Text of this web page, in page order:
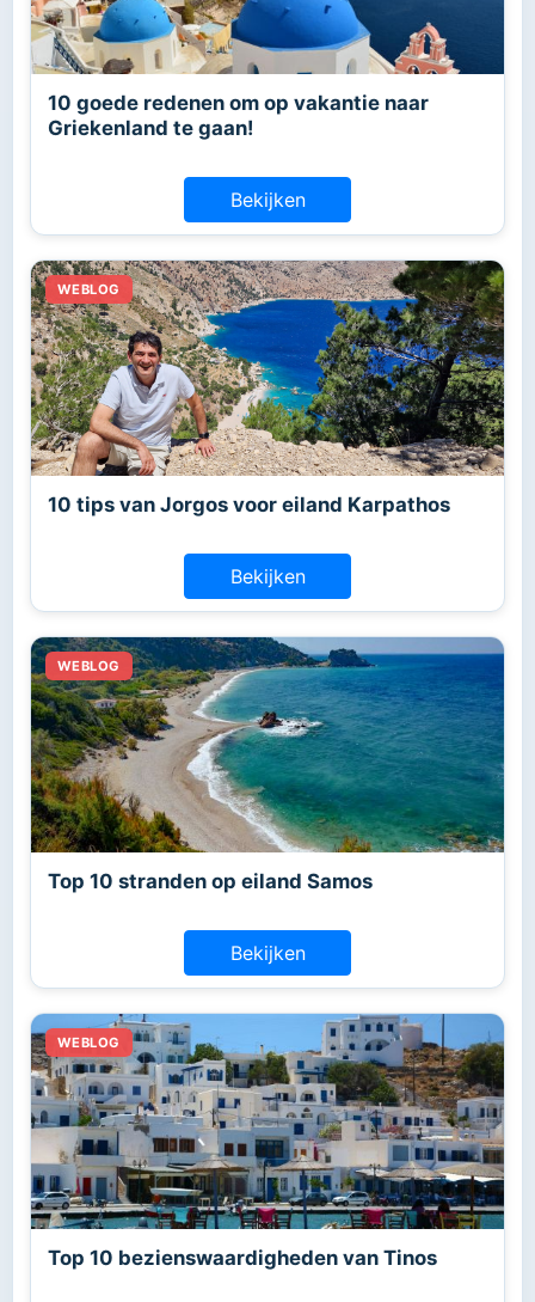
10 goede redenen om op vakantie naar
Griekenland te gaan!
Bekijken
10 tips van Jorgos voor eiland Karpathos
Bekijken
Top 10 stranden op eiland Samos
Bekijken
Top 10 bezienswaardigheden van Tinos